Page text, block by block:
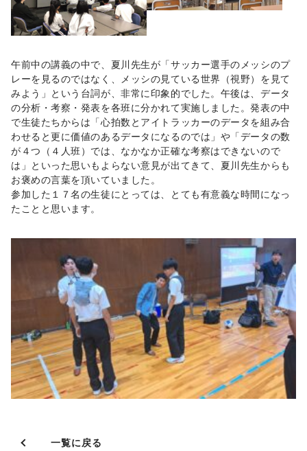
午前中の講義の中で、夏川先生が「サッカー選手のメッシのプ
レーを見るのではなく、メッシの見ている世界（視野）を見て
みよう」という台詞が、非常に印象的でした。午後は、データ
の分析・考察・発表を各班に分かれて実施しました。発表の中
で生徒たちからは「心拍数とアイトラッカーのデータを組み合
わせると更に価値のあるデータになるのでは」や「データの数
が４つ（４人班）では、なかなか正確な考察はできないので
は」といった思いもよらない意見が出てきて、夏川先生からも
お褒めの言葉を頂いていました。
参加した１７名の生徒にとっては、とても有意義な時間になっ
たことと思います。
一覧に戻る